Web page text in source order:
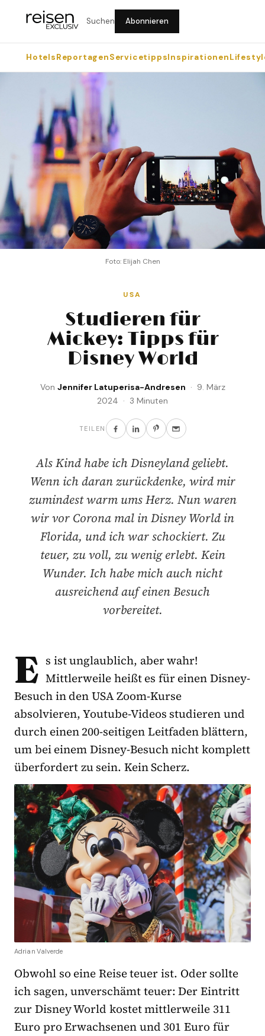
Suchen Abonnieren
HotelsReportagenServicetippsInspirationen
Foto: Elijah Chen
USA
Studieren für
Mickey: Tipps für
Disney World
Von Jennifer Latuperisa-Andresen · 9. März
2024 · 3 Minuten
TEILEN
Als Kind habe ich Disneyland geliebt.
Wenn ich daran zurückdenke, wird mir
zumindest warm ums Herz. Nun waren
wir vor Corona mal in Disney World in
Florida, und ich war schockiert. Zu
teuer, zu voll, zu wenig erlebt. Kein
Wunder. Ich habe mich auch nicht
ausreichend auf einen Besuch
vorbereitet.
E s ist unglaublich, aber wahr!
Mittlerweile heißt es für einen Disney-
Besuch in den USA Zoom-Kurse
absolvieren, Youtube-Videos studieren und
durch einen 200-seitigen Leitfaden blättern,
um bei einem Disney-Besuch nicht komplett
überfordert zu sein. Kein Scherz.
Adrian Valverde
Obwohl so eine Reise teuer ist. Oder sollte
ich sagen, unverschämt teuer: Der Eintritt
zur Disney World kostet mittlerweile 311
Euro pro Erwachsenen und 301 Euro für